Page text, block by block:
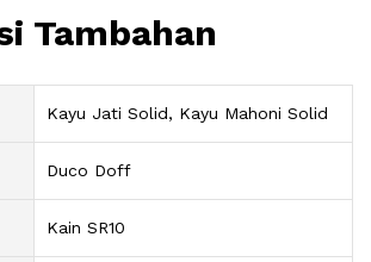
Tambahan
Kayu Jati Solid, Kayu Mahoni Solid
Duco Doff
Kain SR10